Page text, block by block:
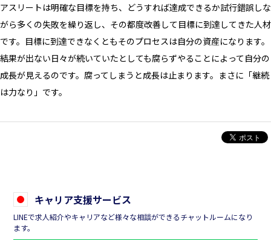
アスリートは明確な目標を持ち、どうすれば達成できるか試行錯誤しな
がら多くの失敗を繰り返し、その都度改善して目標に到達してきた人材
です。目標に到達できなくともそのプロセスは自分の資産になります。
結果が出ない日々が続いていたとしても腐らずやることによって自分の
成長が見えるのです。腐ってしまうと成長は止まります。まさに「継続
は力なり」です。
キャリア支援サービス
LINEで求人紹介やキャリアなど様々な相談ができるチャットルームになり
ます。